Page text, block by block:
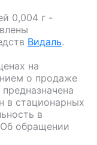
0,004 г -
Видаль.
на
о продаже
в стационарных
в
обращении